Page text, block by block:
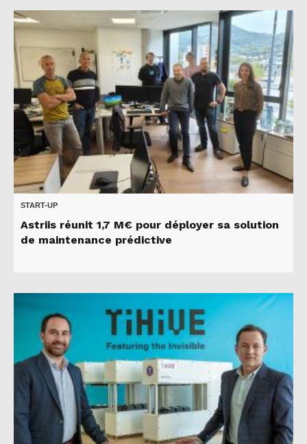
START-UP
Astriis réunit 1,7 M€ pour déployer sa solution
de maintenance prédictive